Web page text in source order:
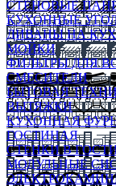
СТЕНОВЫЕ
КУХОННЫЕ
ДИВАНЫ НА
МОЙКИ
ФИЛЬТРЫ ДЛЯ
СМЕСИТЕЛИ
БЫТОВАЯ
ВЫТЯЖКИ
КУХОННАЯ
ГОСТИНАЯ
СТЕНКИ В
МОДУЛЬНЫЕ